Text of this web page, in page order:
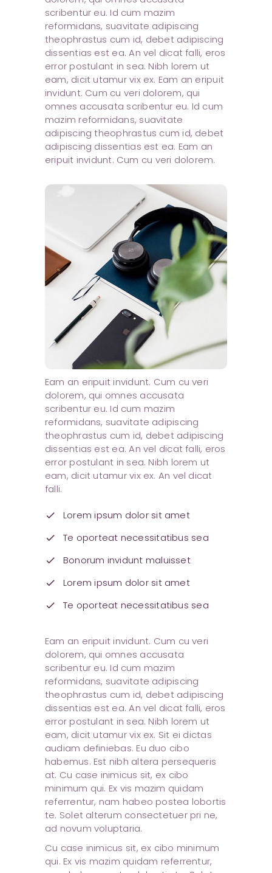
scribentur eu. Id cum mazim
reformidans, suavitate adipiscing
theophrastus cum id, debet adipiscing
dissentias est ea. An vel dicat falli, eros
error postulant in sea. Nibh lorem ut
eam, dicit utamur vix ex. Eam an eripuit
invidunt. Cum cu veri dolorem, qui
omnes accusata scribentur eu. Id cum
mazim reformidans, suavitate
adipiscing theophrastus cum id, debet
adipiscing dissentias est ea. Eam an
eripuit invidunt. Cum cu veri dolorem.
Eam an eripuit invidunt. Cum cu veri
dolorem, qui omnes accusata
scribentur eu. Id cum mazim
reformidans, suavitate adipiscing
theophrastus cum id, debet adipiscing
dissentias est ea. An vel dicat falli, eros
error postulant in sea. Nibh lorem ut
eam, dicit utamur vix ex. An vel dicat
falli.
check Lorem ipsum dolor sit amet
check Te oporteat necessitatibus sea
check Bonorum invidunt maluisset
check Lorem ipsum dolor sit amet
check Te oporteat necessitatibus sea
Eam an eripuit invidunt. Cum cu veri
dolorem, qui omnes accusata
scribentur eu. Id cum mazim
reformidans, suavitate adipiscing
theophrastus cum id, debet adipiscing
dissentias est ea. An vel dicat falli, eros
error postulant in sea. Nibh lorem ut
eam, dicit utamur vix ex. Sit ei dictas
audiam definiebas. Eu duo cibo
habemus. Est nibh altera persequeris
at. Cu case inimicus sit, ex cibo
minimum qui. Ex vis mazim quidam
referrentur, nam habeo postea lobortis
te. Solet alterum consectetuer pri ne,
ad novum voluptaria.
Cu case inimicus sit, ex cibo minimum
qui. Ex vis mazim quidam referrentur,